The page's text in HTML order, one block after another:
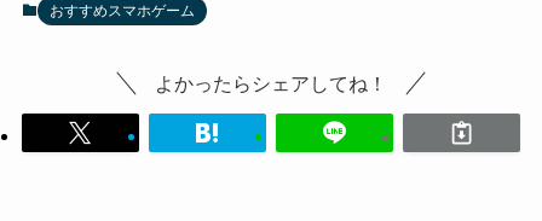
おすすめスマホゲーム
よかったらシェアしてね！